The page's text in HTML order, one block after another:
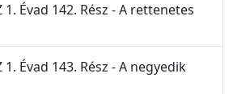
Évad 142. Rész - A rettenetes
Évad 143. Rész - A negyedik